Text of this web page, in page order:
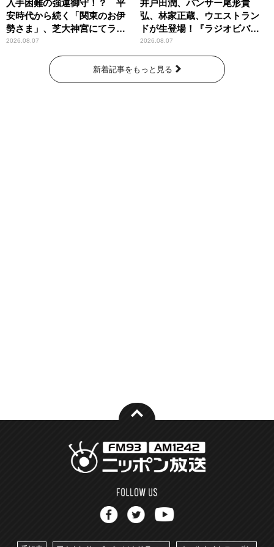
入手困難の強運御守！？ 平
安時代から続く「関東のお伊
勢さま」、芝大神宮にてラン
パンプスが合格祈願！
2026.08.07
井戸田潤、パンサー尾形貴
弘、林家正蔵、ウエストラン
ドが生登場！『ラジオビバリ
ー昼ズ』
2026.08.07
新着記事をもっと見る